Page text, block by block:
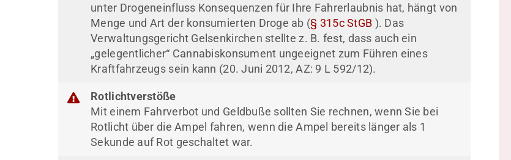
unter Drogeneinfluss Konsequenzen für Ihre Fahrerlaubnis hat, hängt von
Menge und Art der konsumierten Droge ab (§ 315c StGB ). Das
Verwaltungsgericht Gelsenkirchen stellte z. B. fest, dass auch ein
„gelegentlicher“ Cannabiskonsument ungeeignet zum Führen eines
Kraftfahrzeugs sein kann (20. Juni 2012, AZ: 9 L 592/12).
Rotlichtverstöße
Mit einem Fahrverbot und Geldbuße sollten Sie rechnen, wenn Sie bei
Rotlicht über die Ampel fahren, wenn die Ampel bereits länger als 1
Sekunde auf Rot geschaltet war.